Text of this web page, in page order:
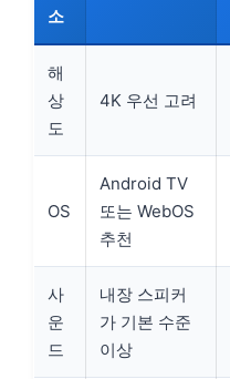
소
해
상
도
4K 우선 고려
OS
Android TV
또는 WebOS
추천
사
운
드
내장 스피커
가 기본 수준
이상